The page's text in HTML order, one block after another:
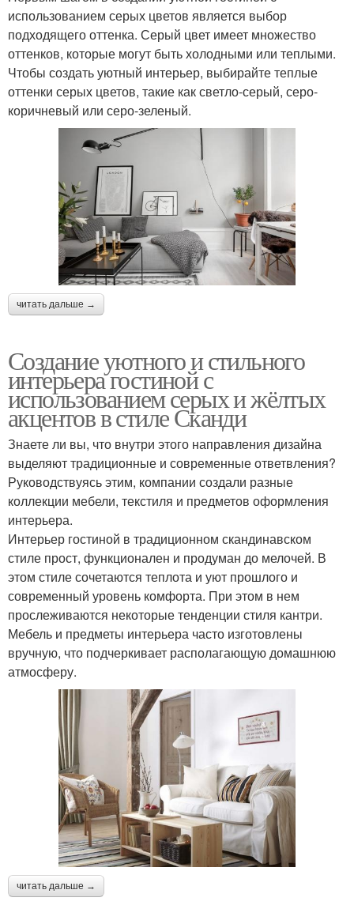
использованием серых цветов является выбор
подходящего оттенка. Серый цвет имеет множество
оттенков, которые могут быть холодными или теплыми.
Чтобы создать уютный интерьер, выбирайте теплые
оттенки серых цветов, такие как светло-серый, серо-
коричневый или серо-зеленый.
читать дальше →
Создание уютного и стильного
интерьера гостиной с
использованием серых и жёлтых
акцентов в стиле Сканди
Знаете ли вы, что внутри этого направления дизайна
выделяют традиционные и современные ответвления?
Руководствуясь этим, компании создали разные
коллекции мебели, текстиля и предметов оформления
интерьера.
Интерьер гостиной в традиционном скандинавском
стиле прост, функционален и продуман до мелочей. В
этом стиле сочетаются теплота и уют прошлого и
современный уровень комфорта. При этом в нем
прослеживаются некоторые тенденции стиля кантри.
Мебель и предметы интерьера часто изготовлены
вручную, что подчеркивает располагающую домашнюю
атмосферу.
читать дальше →